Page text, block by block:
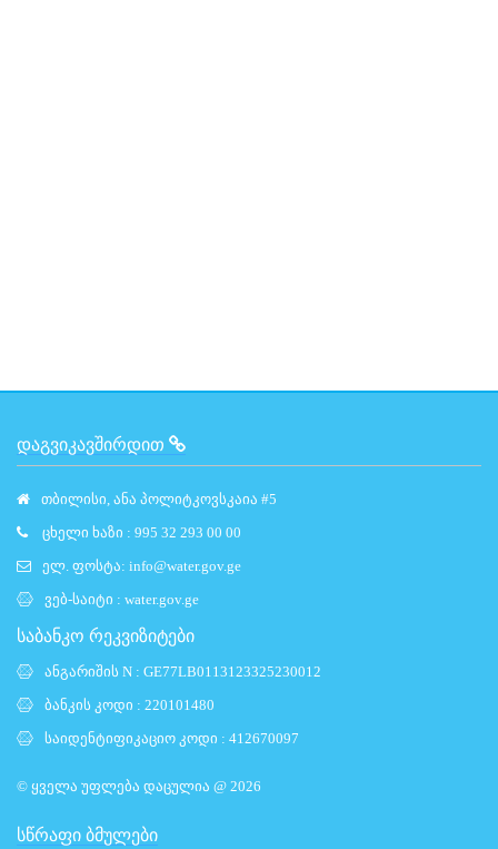
ᲓᲐᲒᲕᲘᲙᲐᲕᲨᲘᲠᲓᲘᲗ
თბილისი, ანა პოლიტკოვსკაია #5
ცხელი ხაზი : 995 32 293 00 00
ელ. ფოსტა: info@water.gov.ge
ვებ-საიტი : water.gov.ge
საბანკო რეკვიზიტები
ანგარიშის N : GE77LB0113123325230012
ბანკის კოდი : 220101480
საიდენტიფიკაციო კოდი : 412670097
© ყველა უფლება დაცულია @ 2026
ᲡᲬᲠᲐᲤᲘ ᲑᲛᲣᲚᲔᲑᲘ